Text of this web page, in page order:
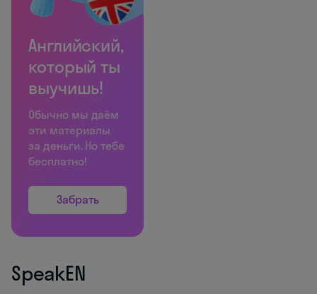
Английский,
который ты
выучишь!
Обычно мы даём
эти материалы
за деньги. Но тебе
бесплатно!
Забрать
SpeakEN